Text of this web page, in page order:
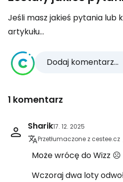
Jeśli masz jakieś pytania
artykułu...
Dodaj komentarz...
1 komentarz
Sharik17. 12. 2025
Przetłumaczone z cestee.cz
Może wrócę do Wizz ☹️
Wczoraj dwa loty